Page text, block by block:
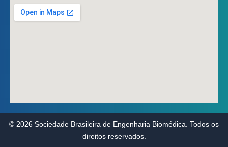
© 2026 Sociedade Brasileira de Engenharia Biomédica. Todos os
direitos reservados.